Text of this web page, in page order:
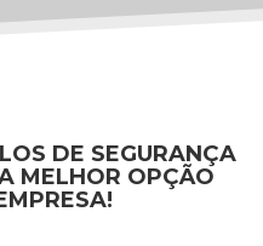
DE SEGURANÇA
MELHOR OPÇÃO